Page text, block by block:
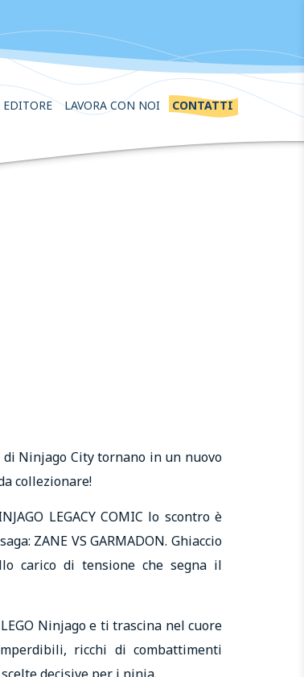
EDITORE LAVORA CON NOI CONTATTI
Ninjago City tornano in un nuovo
collezionare!
LEGACY COMIC lo scontro è
ZANE VS GARMADON. Ghiaccio
carico di tensione che segna il
Ninjago e ti trascina nel cuore
ricchi di combattimenti